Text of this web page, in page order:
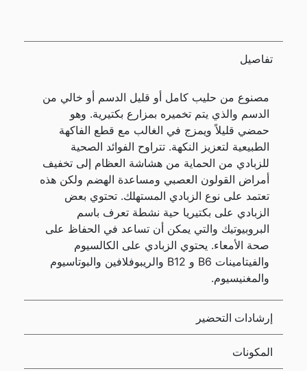
تفاصيل
مصنوع من حليب كامل أو قليل الدسم أو خالي من
الدسم والذي يتم تخميره بمزارع بكتيرية. وهو
حمضي قليلاً ويمزج في الغالب مع قطع الفاكهة
الطبيعية لتعزيز النكهة. تتراوح الفوائد الصحية
للزبادي من الحماية من هشاشة العظام إلى تخفيف
أمراض القولون العصبي ومساعدة الهضم ولكن هذه
تعتمد على نوع الزبادي المستهلك. تحتوي بعض
الزبادي على بكتيريا حية نشطة تعرف باسم
البروبيوتيك والتي يمكن أن تساعد في الحفاظ على
صحة الأمعاء. يحتوي الزبادي على الكالسيوم
والفيتامينات B6 و B12 والريبوفلافين والبوتاسيوم
والمغنيسيوم.
إرشادات التحضير
المكونات